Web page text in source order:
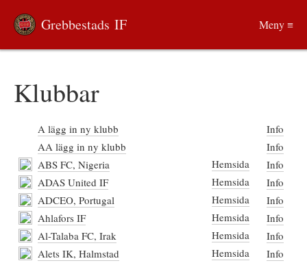
Klubbar
A lägg in ny klubb
Info
AA lägg in ny klubb
Info
ABS FC, Nigeria
Hemsida
Info
ADAS United IF
Hemsida
Info
ADCEO, Portugal
Hemsida
Info
Ahlafors IF
Hemsida
Info
Al-Talaba FC, Irak
Hemsida
Info
Alets IK, Halmstad
Hemsida
Info
Grebbestads IF Meny ≡